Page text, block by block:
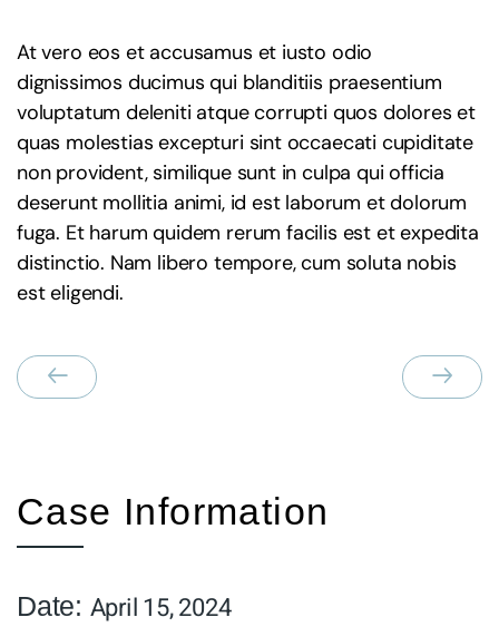
At vero eos et accusamus et iusto odio
dignissimos ducimus qui blanditiis praesentium
voluptatum deleniti atque corrupti quos dolores et
quas molestias excepturi sint occaecati cupiditate
non provident, similique sunt in culpa qui officia
deserunt mollitia animi, id est laborum et dolorum
fuga. Et harum quidem rerum facilis est et expedita
distinctio. Nam libero tempore, cum soluta nobis
est eligendi.
Case Information
Date: April 15, 2024